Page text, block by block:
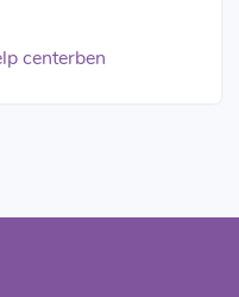
centerben